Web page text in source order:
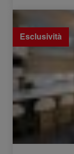
Vendita
Esclusività